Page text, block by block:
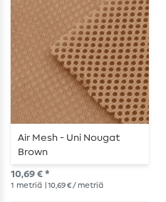
Air Mesh - Uni Nougat
Brown
10,69 € *
1 metriä | 10,69 € / metriä